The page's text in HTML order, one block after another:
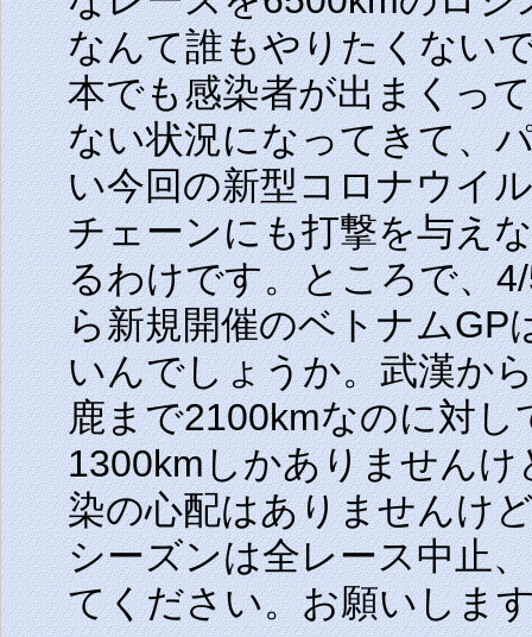
なんて誰もやりたくない
本でも感染者が出まくっ
ない状況になってきて、
い今回の新型コロナウイ
チェーンにも打撃を与え
るわけです。ところで、
ら新規開催のベトナムGP
いんでしょうか。武漢か
鹿まで2100kmなのに対
1300kmしかありません
染の心配はありませんけ
シーズンは全レース中止
てください。お願いしま